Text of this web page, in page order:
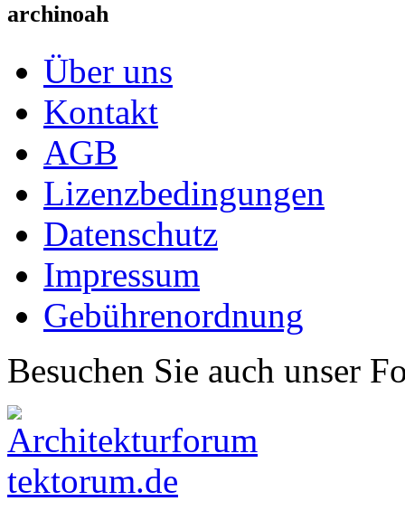
archinoah
Über uns
Kontakt
AGB
Lizenzbedingungen
Datenschutz
Impressum
Gebührenordnung
Besuchen Sie auch unser